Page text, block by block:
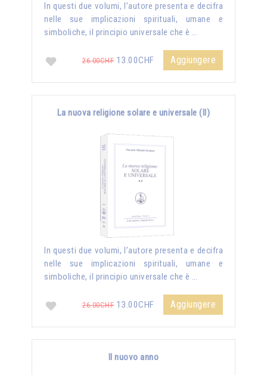
In questi due volumi, l’autore presenta e decifra
nelle sue implicazioni spirituali, umane e
simboliche, il principio universale che è …
26.00CHF 13.00CHF Aggiungere
La nuova religione solare e universale (II)
In questi due volumi, l’autore presenta e decifra
nelle sue implicazioni spirituali, umane e
simboliche, il principio universale che è …
26.00CHF 13.00CHF Aggiungere
Il nuovo anno